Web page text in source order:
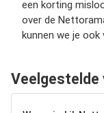
een korting
over de
kunnen we je